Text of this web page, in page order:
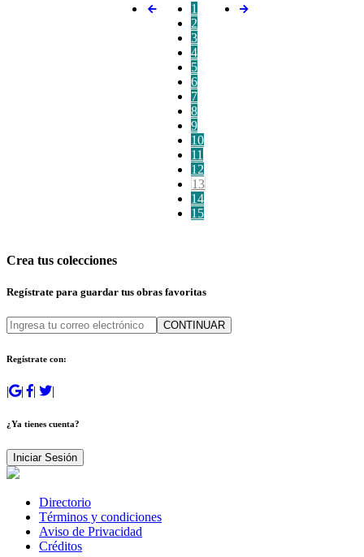
1
2
3
4
5
6
7
8
9
10
11
12
13
14
15
Crea tus colecciones
Regístrate para guardar tus obras favoritas
CONTINUAR
Regístrate con:
| | | |
¿Ya tienes cuenta?
Iniciar Sesión
Directorio
Términos y condiciones
Aviso de Privacidad
Créditos